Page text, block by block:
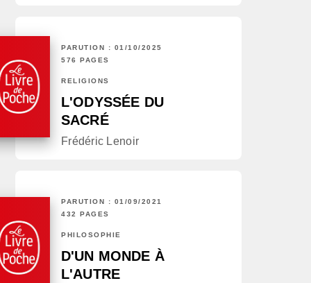
PARUTION : 01/10/2025
576 PAGES
RELIGIONS
L'ODYSSÉE DU
SACRÉ
Frédéric Lenoir
PARUTION : 01/09/2021
432 PAGES
PHILOSOPHIE
D'UN MONDE À
L'AUTRE